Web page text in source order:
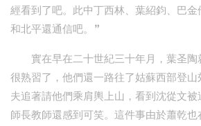
經看到了吧。此中丁西林、葉紹鈞、巴
和北平還通信吧。”
實在早在二十世紀三十年月，葉圣
很熟習了，他們還一路往了姑蘇西部登
夫追著請他們乘肩輿上山，看到沈從文
師長教師還感到可笑。這件事由於蕭乾